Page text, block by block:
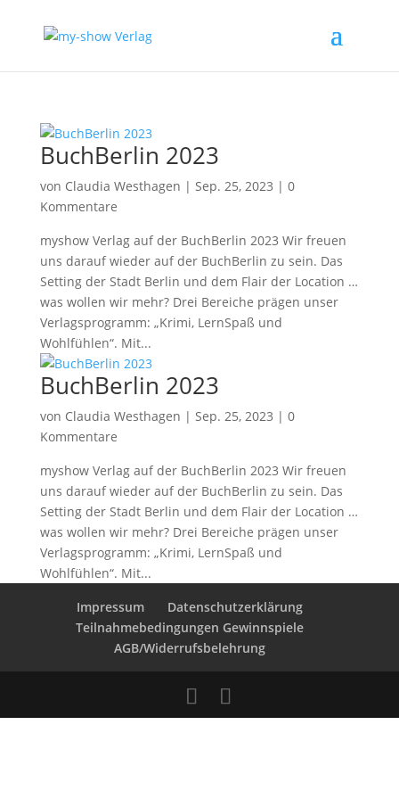
BuchBerlin 2023
von Claudia Westhagen | Sep. 25, 2023 | 0
Kommentare
myshow Verlag auf der BuchBerlin 2023 Wir freuen
uns darauf wieder auf der BuchBerlin zu sein. Das
Setting der Stadt Berlin und dem Flair der Location …
was wollen wir mehr? Drei Bereiche prägen unser
Verlagsprogramm: „Krimi, LernSpaß und
Wohlfühlen“. Mit...
BuchBerlin 2023
von Claudia Westhagen | Sep. 25, 2023 | 0
Kommentare
myshow Verlag auf der BuchBerlin 2023 Wir freuen
uns darauf wieder auf der BuchBerlin zu sein. Das
Setting der Stadt Berlin und dem Flair der Location …
was wollen wir mehr? Drei Bereiche prägen unser
Verlagsprogramm: „Krimi, LernSpaß und
Wohlfühlen“. Mit...
Impressum
Datenschutzerklärung
Teilnahmebedingungen Gewinnspiele
AGB/Widerrufsbelehrung